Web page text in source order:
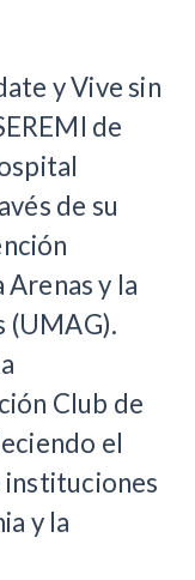
y Vive sin
de
de su
y la
(UMAG).
Club de
el
y la